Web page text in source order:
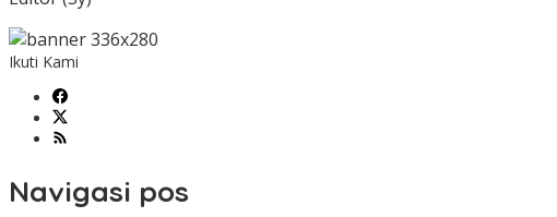
Ikuti Kami
Navigasi pos